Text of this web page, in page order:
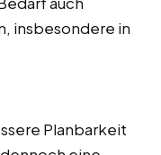
insbesondere in
Planbarkeit